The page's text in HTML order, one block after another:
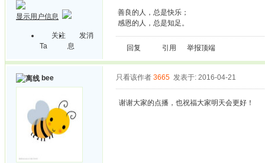
显示用户信息
关注
Ta
发消
息
善良的人，总是快乐；
感恩的人，总是知足。
回复 引用 举报顶端
bee 只看该作者 3665 发表于: 2016-04-21
谢谢大家的点播，也祝福大家明天会更好！